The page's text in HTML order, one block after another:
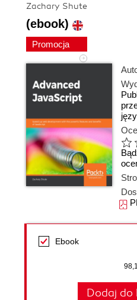
Zachary Shute
(ebook)
Promocja
Ebook
Dodaj do